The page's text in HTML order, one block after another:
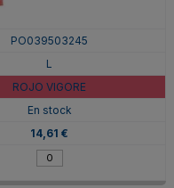
PO039503245
L
ROJO VIGORE
En stock
14,61 €